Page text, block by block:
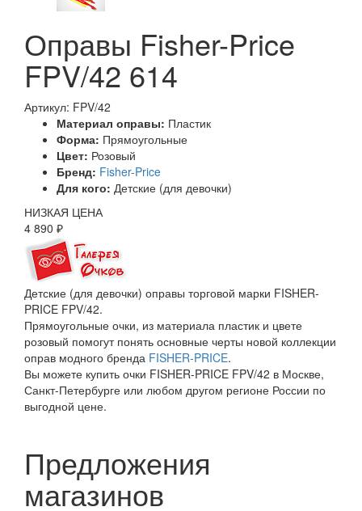
Оправы Fisher-Price
FPV/42 614
Артикул: FPV/42
Материал оправы: Пластик
Форма: Прямоугольные
Цвет: Розовый
Бренд: Fisher-Price
Для кого: Детские (для девочки)
НИЗКАЯ ЦЕНА
4 890 ₽
Детские (для девочки) оправы торговой марки FISHER-
PRICE FPV/42.
Прямоугольные очки, из материала пластик и цвете
розовый помогут понять основные черты новой коллекции
оправ модного бренда FISHER-PRICE.
Вы можете купить очки FISHER-PRICE FPV/42 в Москве,
Санкт-Петербурге или любом другом регионе России по
выгодной цене.
Предложения
магазинов